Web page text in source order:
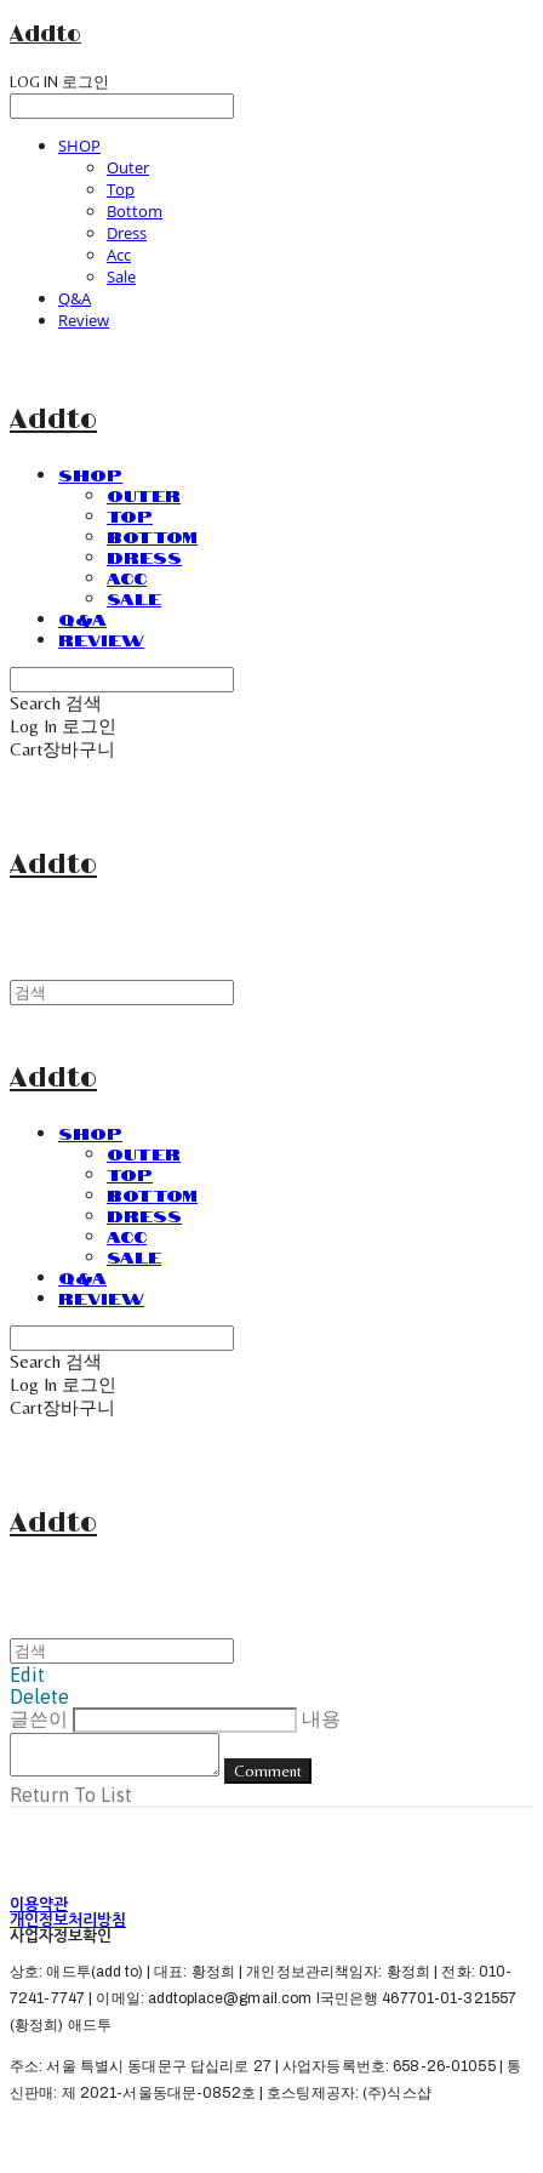
Addto
LOG IN 로그인
SHOP
Outer
Top
Bottom
Dress
Acc
Sale
Q&A
Review
Addto
SHOP
Outer
Top
Bottom
Dress
Acc
Sale
Q&A
Review
Search 검색
Log In 로그인
Cart장바구니
Addto
Addto
SHOP
Outer
Top
Bottom
Dress
Acc
Sale
Q&A
Review
Search 검색
Log In 로그인
Cart장바구니
Addto
Edit
Delete
글쓴이
내용
Comment
Return To List
이용약관
개인정보처리방침
사업자정보확인
상호: 애드투(add to) | 대표: 황정희 | 개인정보관리책임자: 황정희 | 전화: 010-
7241-7747 | 이메일: addtoplace@gmail.com l국민은행 467701-01-321557
(황정희) 애드투
주소: 서울 특별시 동대문구 답십리로 27 | 사업자등록번호:658-26-01055| 통
신판매: 제 2021-서울동대문-0852호 | 호스팅제공자: (주)식스샵